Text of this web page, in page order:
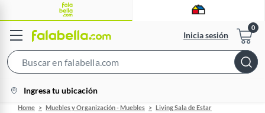
Inicia sesión
Bar
location-
icon
Ingresa tu ubicación
Home Muebles y Organización - Muebles
Living Sala de Estar